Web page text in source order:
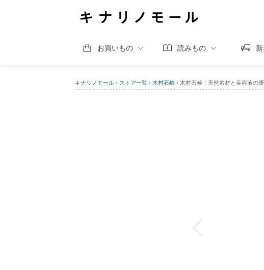
お買いもの 読みもの
キナリノモール › ストア一覧 › 木村石鹸 › 木村石鹸｜天然素材と美容液の